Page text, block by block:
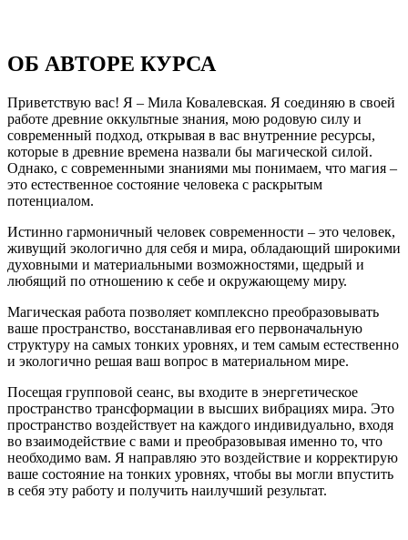
ОБ АВТОРЕ КУРСА
Приветствую вас! Я – Мила Ковалевская. Я соединяю в своей
работе древние оккультные знания, мою родовую силу и
современный подход, открывая в вас внутренние ресурсы,
которые в древние времена назвали бы магической силой.
Однако, с современными знаниями мы понимаем, что магия –
это естественное состояние человека с раскрытым
потенциалом.
Истинно гармоничный человек современности – это человек,
живущий экологично для себя и мира, обладающий широкими
духовными и материальными возможностями, щедрый и
любящий по отношению к себе и окружающему миру.
Магическая работа позволяет комплексно преобразовывать
ваше пространство, восстанавливая его первоначальную
структуру на самых тонких уровнях, и тем самым естественно
и экологично решая ваш вопрос в материальном мире.
Посещая групповой сеанс, вы входите в энергетическое
пространство трансформации в высших вибрациях мира. Это
пространство воздействует на каждого индивидуально, входя
во взаимодействие с вами и преобразовывая именно то, что
необходимо вам. Я направляю это воздействие и корректирую
ваше состояние на тонких уровнях, чтобы вы могли впустить
в себя эту работу и получить наилучший результат.